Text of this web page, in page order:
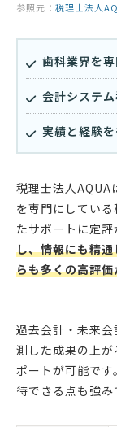
参照元： 税理士法人
歯科業界を
会計システ
実績と経験
税理士法人AQUA
を専門にしてい
たサポートに定評
し、情報にも精
らも多くの高評
過去会計・未来
測した成果の上
ポートが可能で
待できる点も強み